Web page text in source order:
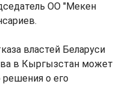
ОО "Мекен
властей Беларуси
в Кыргызстан может
решения о его